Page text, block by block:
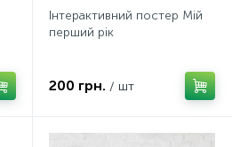
Інтерактивний постер Мій
перший рік
200 грн. / шт